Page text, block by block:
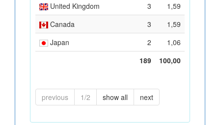
United Kingdom
3
1,59
Canada
3
1,59
Japan
2
1,06
189
100,00
previous 1/2 show all next